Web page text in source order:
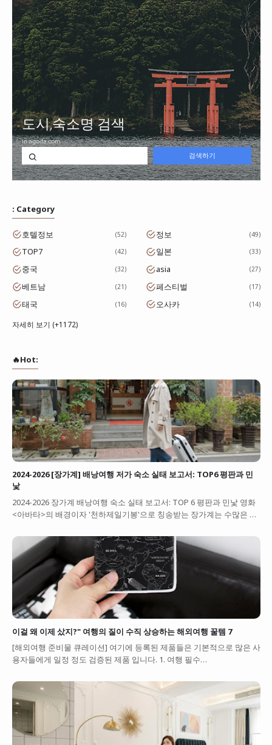
: Category
호텔정보 52 정보 49
TOP7 42 일본 33
중국 32 asia 27
베트남 21 페스티벌 17
태국 16 오사카 14
자세히 보기 (+1172)
🔥Hot:
2024-2026 [장가계] 배낭여행 저가 숙소 실태 보고서: TOP6 평판과 민
낯
2024-2026 장가계 배낭여행 숙소 실태 보고서: TOP 6 평판과 민낯 영화
<아바타>의 배경이자 '천하제일기봉'으로 칭송받는 장가계는 수많은 …
이걸 왜 이제 샀지?" 여행의 질이 수직 상승하는 해외여행 꿀템 7
[해외여행 준비물 큐레이션] 여기에 등록된 제품들은 기본적으로 많은 사
용자들에게 일정 정도 검증된 제품 입니다. 1. 여행 필수…